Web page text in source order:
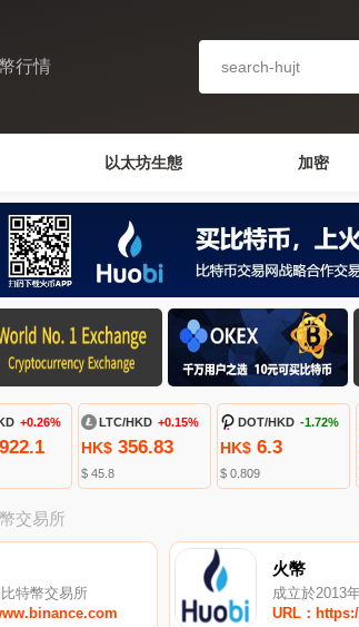
行情
以太坊生態 加密
+0.26% LTC/HKD +0.15%
HK$356.83
$ 45.8
DOT/HKD -1.72%
HK$6.3
$ 0.809
交易所
特幣交易所
火幣
成立於2013
URL：